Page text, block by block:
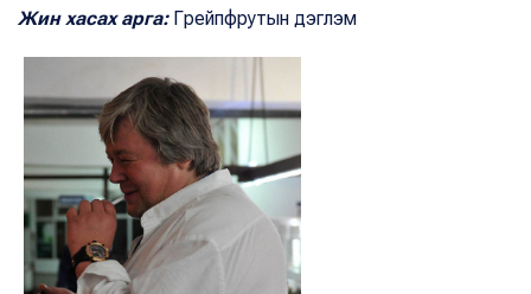
Жин хасах арга: Грейпфрутын дэглэм